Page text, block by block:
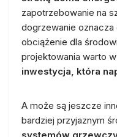
zapotrzebowanie na
dogrzewanie
obciążenie dla
projektowania warto
inwestycja, która
A może są jeszcze
bardziej przyjaznym